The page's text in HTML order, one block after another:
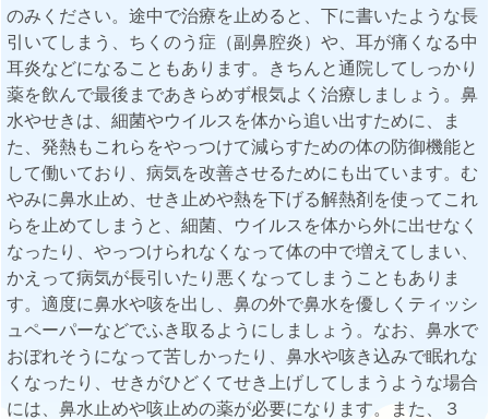
のみください。途中で治療を止めると、下に書いたような長
引いてしまう、ちくのう症（副鼻腔炎）や、耳が痛くなる中
耳炎などになることもあります。きちんと通院してしっかり
薬を飲んで最後まであきらめず根気よく治療しましょう。鼻
水やせきは、細菌やウイルスを体から追い出すために、ま
た、発熱もこれらをやっつけて減らすための体の防御機能と
して働いており、病気を改善させるためにも出ています。む
やみに鼻水止め、せき止めや熱を下げる解熱剤を使ってこれ
らを止めてしまうと、細菌、ウイルスを体から外に出せなく
なったり、やっつけられなくなって体の中で増えてしまい、
かえって病気が長引いたり悪くなってしまうこともありま
す。適度に鼻水や咳を出し、鼻の外で鼻水を優しくティッシ
ュペーパーなどでふき取るようにしましょう。なお、鼻水で
おぼれそうになって苦しかったり、鼻水や咳き込みで眠れな
くなったり、せきがひどくてせき上げしてしまうような場合
には、鼻水止めや咳止めの薬が必要になります。また、３